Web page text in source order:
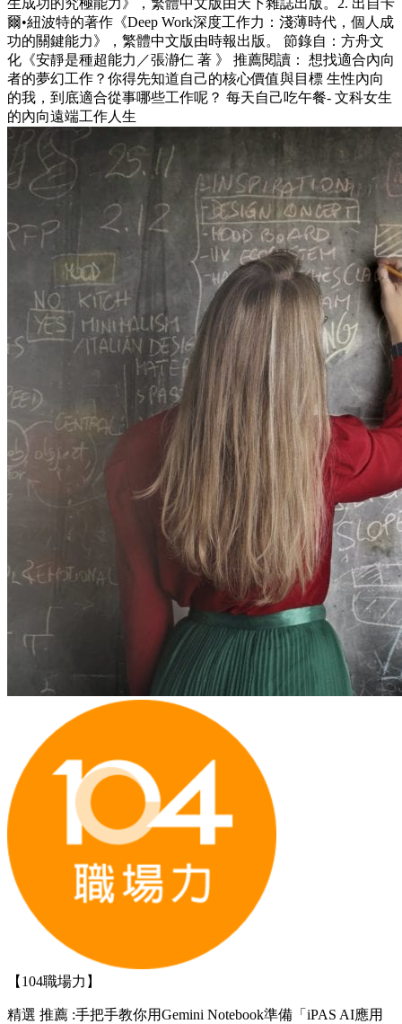
生成功的究極能力》，繁體中文版由天下雜誌出版。2. 出自卡
爾•紐波特的著作《Deep Work深度工作力：淺薄時代，個人成
功的關鍵能力》，繁體中文版由時報出版。 節錄自：方舟文
化《安靜是種超能力／張瀞仁 著 》 推薦閱讀： 想找適合內向
者的夢幻工作？你得先知道自己的核心價值與目標 生性內向
的我，到底適合從事哪些工作呢？ 每天自己吃午餐- 文科女生
的內向遠端工作人生
【104職場力】
精選 推薦 :手把手教你用Gemini Notebook準備「iPAS AI應用